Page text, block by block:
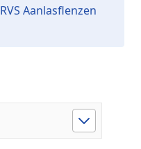
RVS Aanlasflenzen